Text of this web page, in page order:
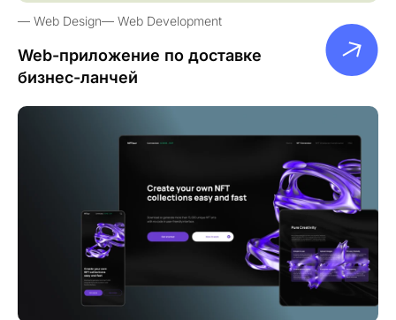
Web Design Web Development
Web-приложение по доставке
бизнес-ланчей